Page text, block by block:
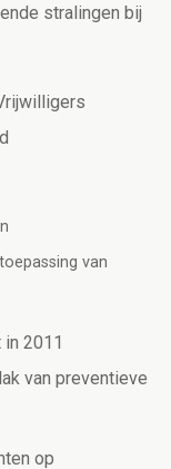
stralingen bij
van
2011
van preventieve
op